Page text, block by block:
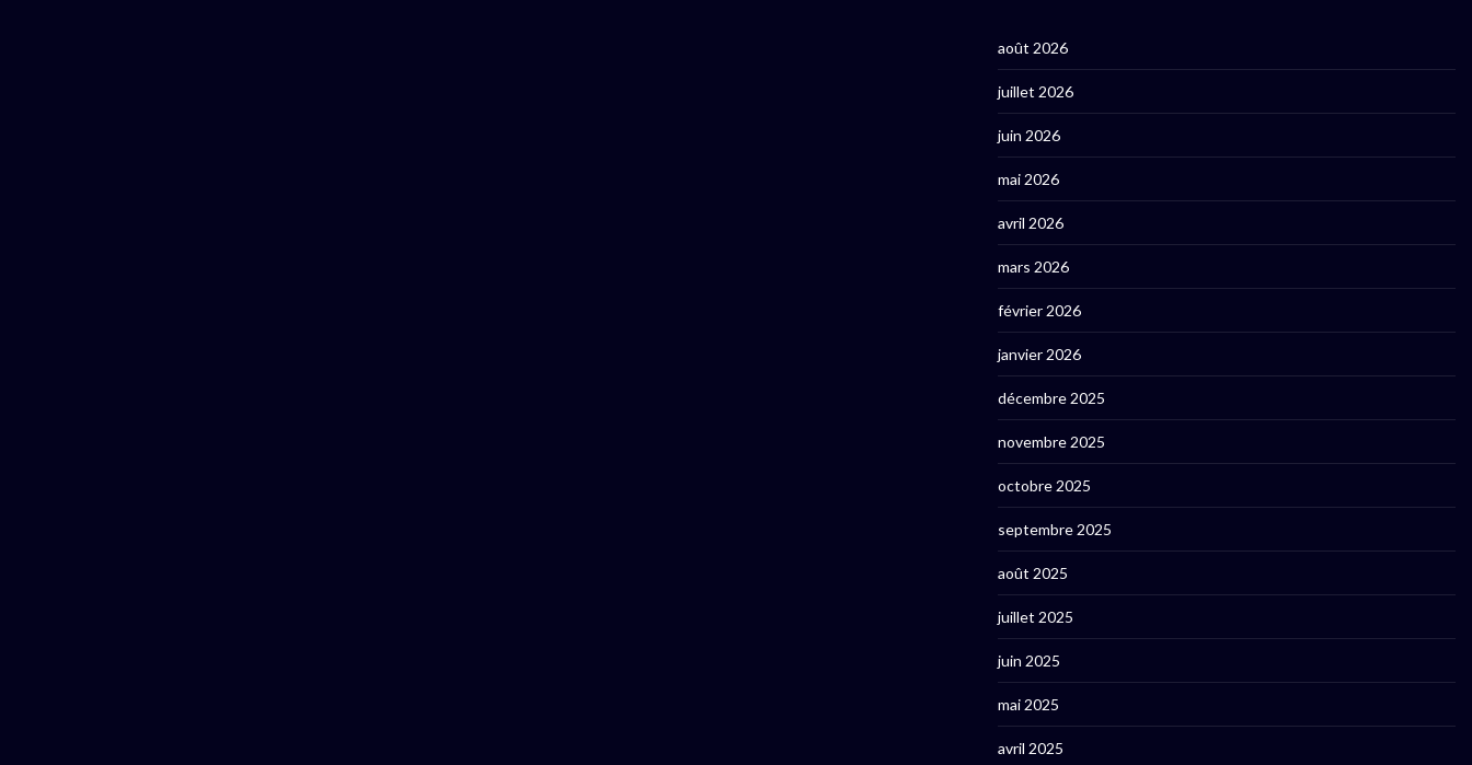
août 2026
juillet 2026
juin 2026
mai 2026
avril 2026
mars 2026
février 2026
janvier 2026
décembre 2025
novembre 2025
octobre 2025
septembre 2025
août 2025
juillet 2025
juin 2025
mai 2025
avril 2025